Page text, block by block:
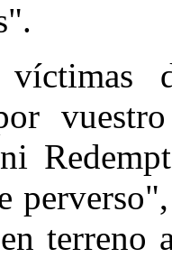
terreno